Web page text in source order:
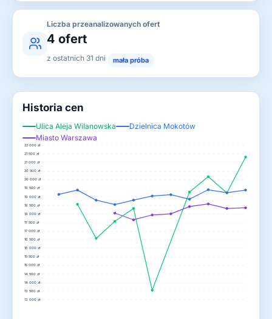
Liczba przeanalizowanych ofert
4 ofert
z ostatnich 31 dni mała próba
Historia cen
Ulica Aleja Wilanowska
Dzielnica Mokotów
Miasto Warszawa
13 000 zł
13 500 zł
14 000 zł
14 500 zł
15 000 zł
15 500 zł
16 000 zł
16 500 zł
17 000 zł
17 500 zł
18 000 zł
18 500 zł
19 000 zł
19 500 zł
20 000 zł
20 500 zł
21 000 zł
21 500 zł
22 000 zł